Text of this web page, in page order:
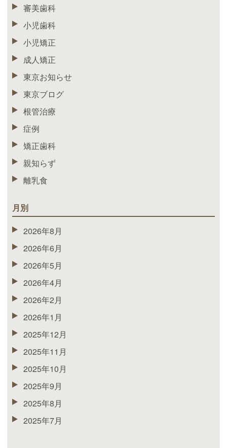
審美歯科
小児歯科
小児矯正
成人矯正
東京お知らせ
東京ブログ
根管治療
症例
矯正歯科
親知らず
離乳食
月別
2026年8月
2026年6月
2026年5月
2026年4月
2026年2月
2026年1月
2025年12月
2025年11月
2025年10月
2025年9月
2025年8月
2025年7月